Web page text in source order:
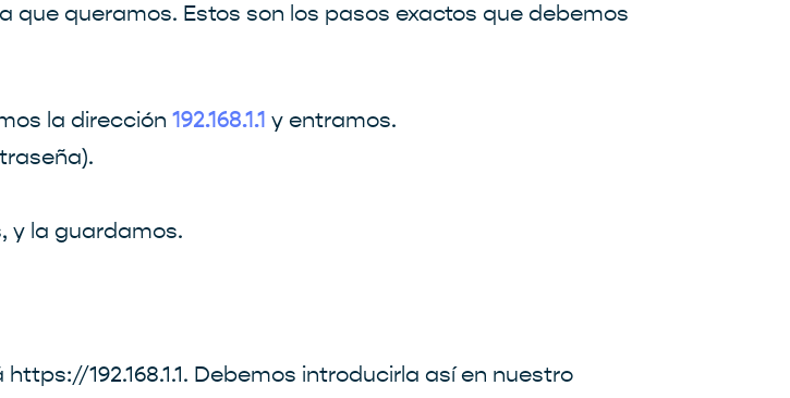
queramos. Estos son los pasos exactos que debemos
la dirección 192.168.1.1 y entramos.
y la guardamos.
192.168.1.1. Debemos introducirla así en nuestro